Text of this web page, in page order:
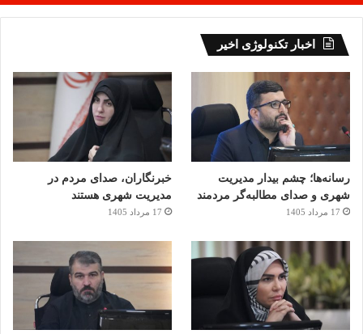
اندیشه‌های دانشمند شهید دکتر محمدمهدی طهرانچی»، کتاب
«دل‌گویه‌هایی برای امام شهید»، کتاب «ققنوس‌های سپیده‌دم» و
کتاب «از بمب‌افکن تا بمب‌انداز» بود که با هدف تبیین ابعاد
شخصیتی، علمی و فرهنگی شهدا و ترویج فرهنگ ایثار و مقاومت به
جامعه دانشگاهی معرفی شدند.
اخبار تکنولوژی اخیر
رسانه‌ها؛ چشم بیدار مدیریت
شهری و صدای مطالبه‌گر مردمند
17 مرداد 1405
خبرنگاران، صدای مردم در
مدیریت شهری هستند
17 مرداد 1405